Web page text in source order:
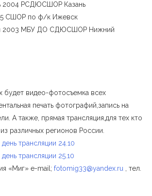
2004 РСДЮСШОР Казань
СШОР по ф/к Ижевск
2003 МБУ ДО СДЮСШОР Нижний
будет видео-фотосъемка всех
печать фотографий,запись на
А также, прямая трансляция,для тех кто
различных регионов России.
трансляции 24.10
трансляции 25.10
«Миг» e-mail; fotomig33@yandex.ru , тел.